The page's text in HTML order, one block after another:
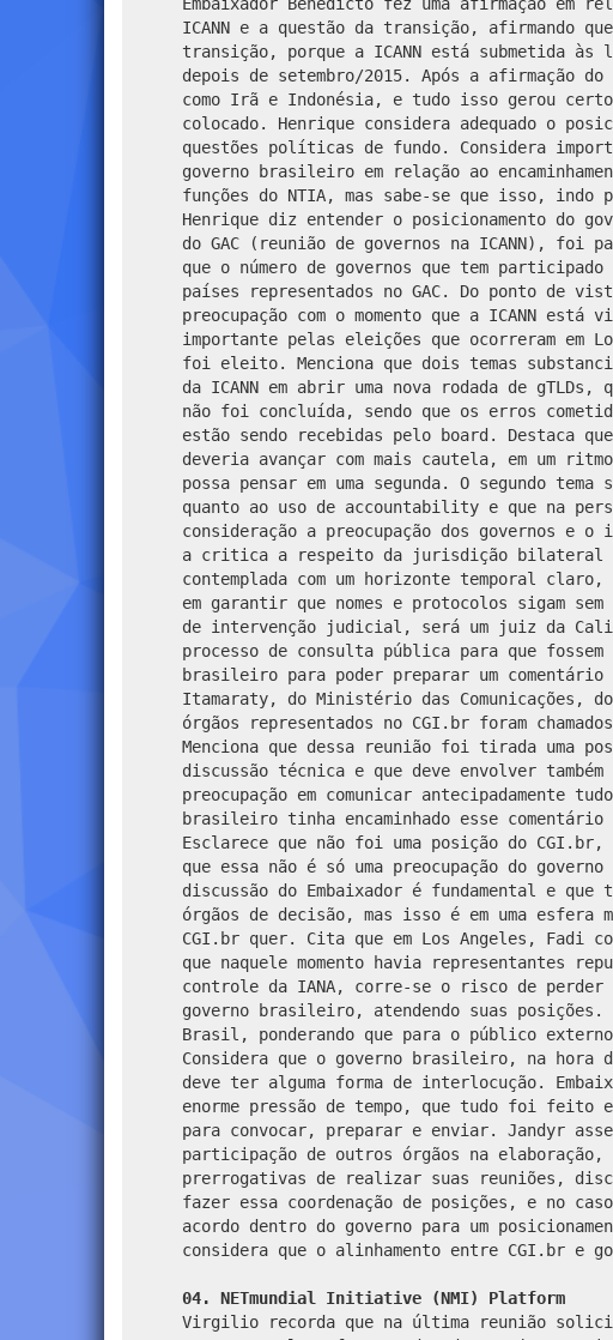
04. NETmundial Initiative (NMI) Platform
Virgilio recorda que na última reunião